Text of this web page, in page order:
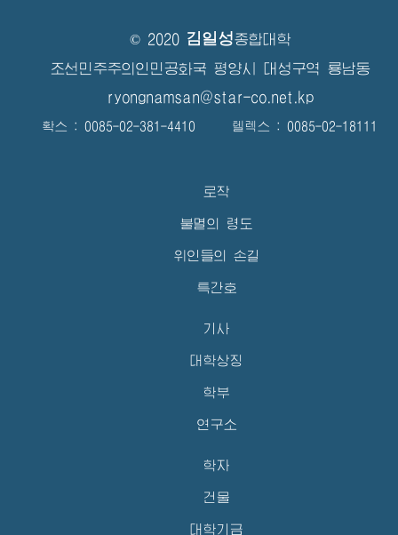
© 2020 김일성종합대학
조선민주주의인민공화국 평양시 대성구역 룡남동
ryongnamsan@star-co.net.kp
확스 : 0085-02-381-4410 텔렉스 : 0085-02-18111
로작
불멸의 령도
위인들의 손길
특간호
기사
대학상징
학부
연구소
학자
건물
대학기금